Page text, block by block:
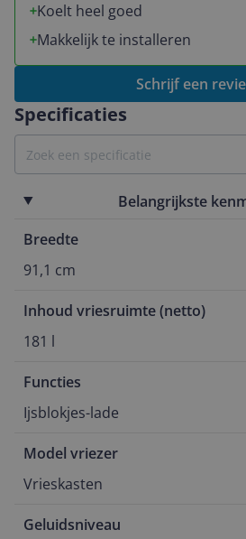
Specificaties
Belangrijkste
Breedte
91,1 cm
Inhoud vriesruimte (netto)
181 l
Functies
Ijsblokjes-lade
Model vriezer
Vrieskasten
Geluidsniveau
Koelt heel goed
Makkelijk te installeren
Schrijf een